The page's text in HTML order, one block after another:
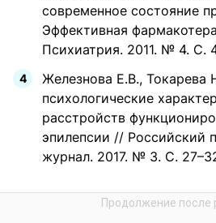
современное состояние
Эффективная
Психиатрия. 2011. № 4. С.
Железнова Е.В., Токарева
психологические
расстройств
эпилепсии // Российский
журнал. 2017. № 3. С.